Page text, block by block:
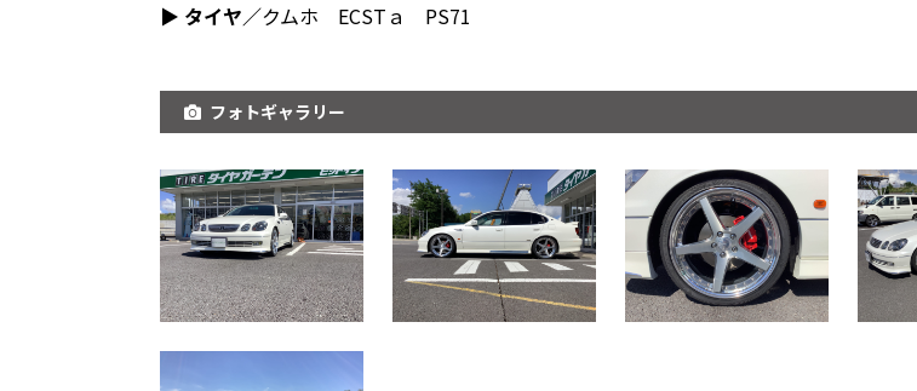
▶︎ タイヤ／クムホ ECSTａ PS71
フォトギャラリー